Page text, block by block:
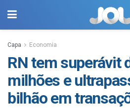
Capa Economia
RN tem superávit
milhões e
bilhão em